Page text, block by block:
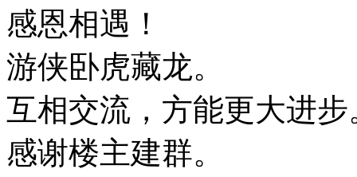
感恩相遇！
游侠卧虎藏龙。
互相交流，方能更大进步
感谢楼主建群。